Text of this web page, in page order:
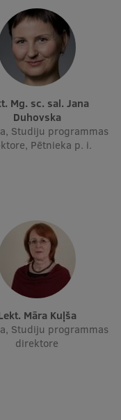
Duhovska
Studiju programmas
Pētnieka p. i.
Lekt. Māra Kuļša
Studiju programmas
direktore